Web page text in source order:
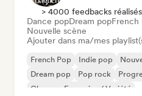
> 4000 feedbacks réalisés
Dance popDream popFrench
Nouvelle scène
Ajouter dans ma/mes
French Pop Indie pop
Dream pop
Pop rock
Chanson Française / Variété